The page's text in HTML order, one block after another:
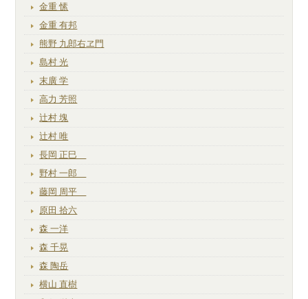
金重 愫
金重 有邦
熊野 九郎右ヱ門
島村 光
末廣 学
高力 芳照
辻村 塊
辻村 唯
長岡 正巳
野村 一郎
藤岡 周平
原田 拾六
森 一洋
森 千晃
森 陶岳
横山 直樹